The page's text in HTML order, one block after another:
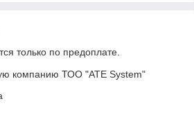
только по предоплате.
компанию ТОО "ATE System"